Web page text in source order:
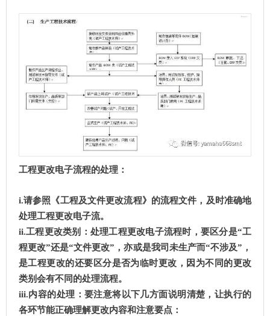
工程更改电子流程的处理：
i.请参照《工程及文件更改流程》的流程文件，及时准确地
处理工程更改电子流。
ii.工程更改类别：处理工程更改电子流程时，要区分是“工
程更改”还是“文件更改”，亦或是我司未生产而“不涉及”，
是工程更改的还要区分是否为临时更改，因为不同的更改
类别会有不同的处理流程。
iii.内容的处理：要注意将以下几方面说明清楚，让执行的
各环节能正确理解更改内容和注意要点：